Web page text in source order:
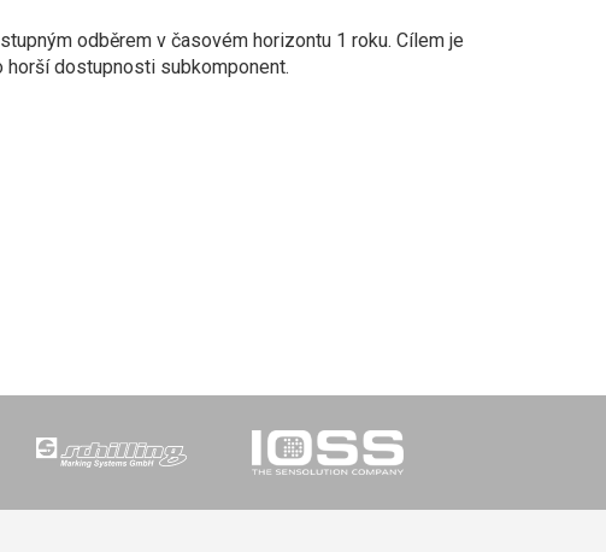
odběrem v časovém horizontu 1 roku. Cílem je
dostupnosti subkomponent.